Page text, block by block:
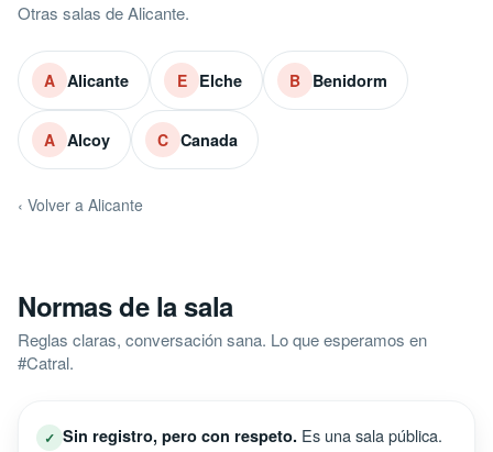
Otras salas de Alicante.
A Alicante E Elche B Benidorm
A Alcoy C Canada
‹ Volver a Alicante
Normas de la sala
Reglas claras, conversación sana. Lo que esperamos en
#Catral.
✓ Sin registro, pero con respeto. Es una sala pública.